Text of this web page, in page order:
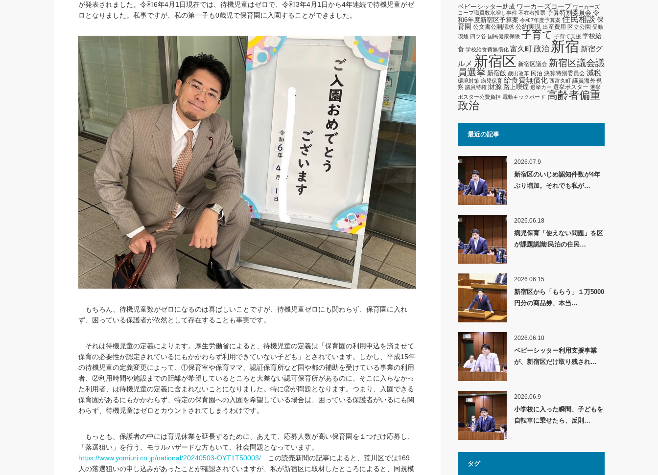
が発表されました。令和6年4月1日現在では、待機児童はゼロで、令和3年4月1日から4年連続で待機児童がゼ
ロとなりました。私事ですが、私の第一子も0歳児で保育園に入園することができました。
もちろん、待機児童数がゼロになるのは喜ばしいことですが、待機児童ゼロにも関わらず、保育園に入れ
ず、困っている保護者が依然として存在することも事実です。
それは待機児童の定義によります。厚生労働省によると、待機児童の定義は「保育園の利用申込を済ませて
保育の必要性が認定されているにもかかわらず利用できていない子ども」とされています。しかし、平成15年
の待機児童の定義変更によって、①保育室や保育ママ、認証保育所など国や都の補助を受けている事業の利用
者、②利用時間や施設までの距離が希望しているところと大差ない認可保育所があるのに、そこに入らなかっ
た利用者、は待機児童の定義に含まれないことになりました。特に②が問題となります。つまり、入園できる
保育園があるにもかかわらず、特定の保育園への入園を希望している場合は、困っている保護者がいるにも関
わらず、待機児童はゼロとカウントされてしまうわけです。
もっとも、保護者の中には育児休業を延長するために、あえて、応募人数が高い保育園を１つだけ応募し、
「落選狙い」を行う、モラルハザードな方もいて、社会問題となっています。
https://www.yomiuri.co.jp/national/20240503-OYT1T50003/この読売新聞の記事によると、荒川区では169
人の落選狙いの申し込みがあったことが確認されていますが、私が新宿区に取材したところによると、同規模
ベビーシッター助成 ワーカーズコープ ワーカーズ
コープ職員数水増し事件 不在者投票 予算特別委員会 令
和6年度新宿区予算案 令和7年度予算案 住民相談 保
育園 公文書公開請求 公約実現 出産費用 区立公園 受動
喫煙 四ツ谷 国民健康保険 子育て 子育て支援 学校給
食 学校給食費無償化 富久町 政治 新宿 新宿グ
ルメ 新宿区 新宿区議会 新宿区議会議
員選挙 新宿飯 歳出改革 民泊 決算特別委員会 減税
環境対策 病児保育 給食費無償化 西富久町 議員海外視
察 議員特権 財源 路上喫煙 選挙カー 選挙ポスター 選挙
ポスター公費負担 電動キックボード 高齢者偏重
政治
最近の記事
2026.07.9
新宿区のいじめ認知件数が4年
ぶり増加。それでも私が…
2026.06.18
病児保育「使えない問題」を区
が課題認識!民泊の住民…
2026.06.15
新宿区から「もらう」１万5000
円分の商品券、本当…
2026.06.10
ベビーシッター利用支援事業
が、新宿区だけ取り残され…
2026.06.9
小学校に入った瞬間、子どもを
自転車に乗せたら、反則…
タグ